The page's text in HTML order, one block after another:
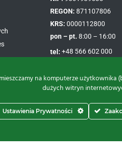
REGON: 871107806
KRS: 0000112800
pon – pt. 8:00 – 16:00
tel: +48 566 602 000
na komputerze użytkownika
dużych witryn
Ustawienia Prywatności